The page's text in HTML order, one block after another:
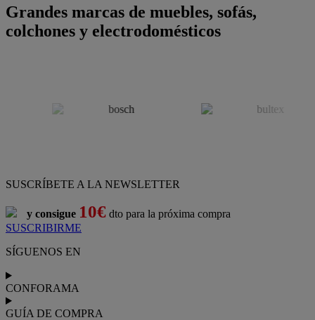
Grandes marcas de muebles, sofás,
colchones y electrodomésticos
SUSCRÍBETE A LA NEWSLETTER
y consigue 10€ dto para la próxima compra
SUSCRIBIRME
SÍGUENOS EN
CONFORAMA
GUÍA DE COMPRA